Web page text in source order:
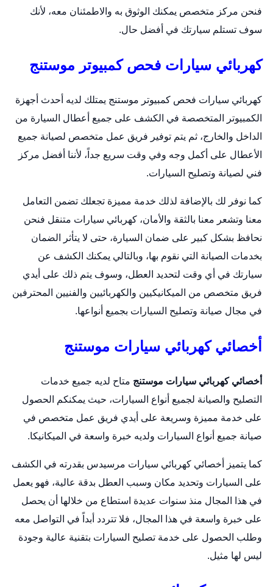
فنحن مركز متخصص يمكنك الوثوق به والاطمئنان معه، لأنك
سوف تستلم سيارتك في أفضل حال.
كهربائي سيارات فحص كمبيوتر موستنج
كهربائي سيارات فحص كمبيوتر موستنج يمتلك لديه أحدث أجهزة
الكمبيوتر المتخصصة في الكشف على جميع أعطال السيارة من
الداخل والخارج، ثم يتم توفير فريق عمل متخصص لصيانة جميع
الأعطال على أكمل وجه وفي وقت سريع جداً، لأننا أفضل مركز
فني لصيانة وتصليح السيارات.
كما نوفر لك بالإضافة لذلك خدمة مميزة تجعلك تضمن التعامل
معنا وتشعر معنا بالثقة والأمان، كهربائي سيارات متنقل فنحن
نحافظ بشكل كبير على ضمان السيارة، حتى لا يتأثر الضمان
بخدمات الصيانة التي نقوم بها، وبالتالي يمكنك الكشف عن
سيارتك في أي وقت لتحديد العطل، وسوف يتم ذلك على أيدي
فريق متخصص من الميكانيكيين والكهربائيين والفنيين المحترفين
في مجال صيانة وتصليح السيارات بجميع أنواعها.
أخصائي كهربائي سيارات موستنج
أخصائي كهربائي سيارات موستنج متاح لديه جميع خدمات
التصليح والصيانة لجميع أنواع السيارات، حيث يمكنكم الحصول
على خدمة مميزة وسريعة على أيدي فريق عمل متخصص في
صيانة جميع أنواع السيارات ولديه خبرة واسعة في الميكانيكا.
كما يتميز أخصائي كهربائي سيارات مرسيدس بقدرته في الكشف
على السيارات وتحديد مكان وسبب العطل بدقة عالية، فهو يعمل
في هذا المجال منذ سنوات عديدة استطاع من خلالها أن يحصل
على خبرة واسعة في هذا المجال، فلا تتردد أبداً في التواصل معه
وطلب الحصول على خدمة تصليح السيارات بتقنية عالية وجودة
ليس لها مثيل.